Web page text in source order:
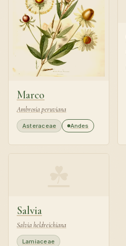
Marco
Ambrosia peruviana
Asteraceae Andes
Salvia
Salvia heldreichiana
Lamiaceae